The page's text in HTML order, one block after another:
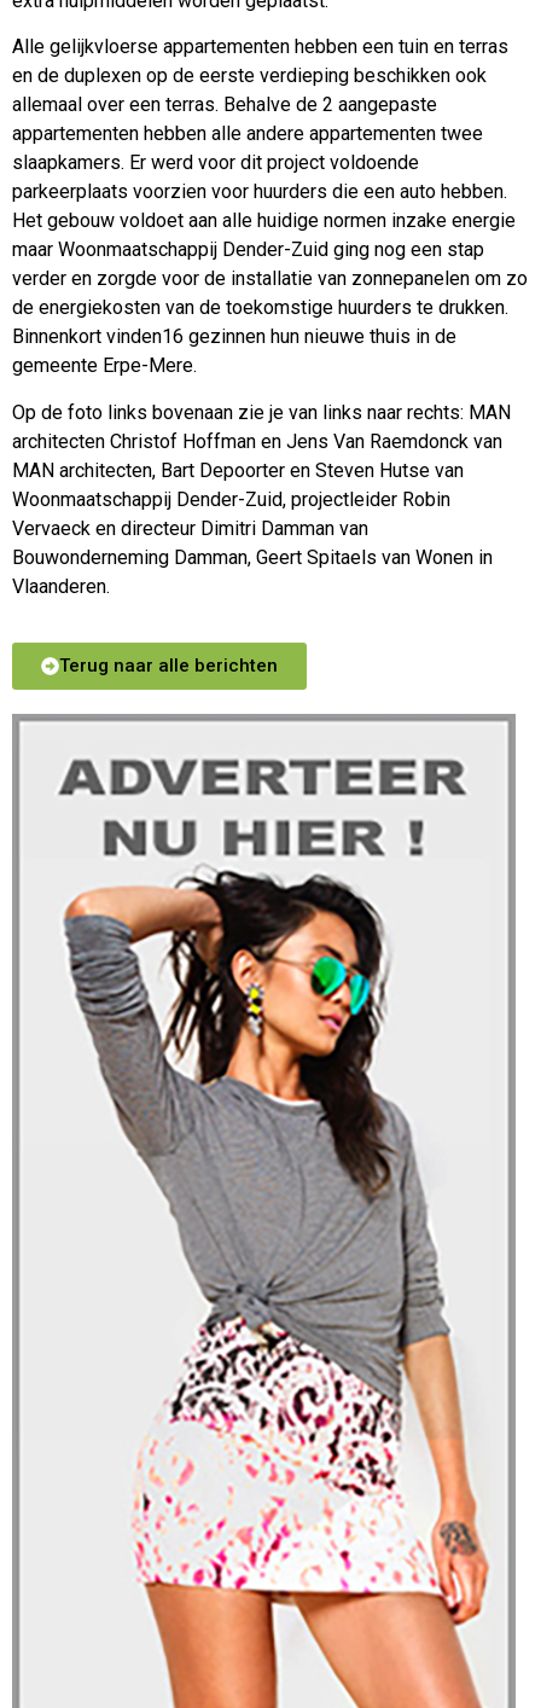
Alle gelijkvloerse appartementen hebben een tuin en terras
en de duplexen op de eerste verdieping beschikken ook
allemaal over een terras. Behalve de 2 aangepaste
appartementen hebben alle andere appartementen twee
slaapkamers. Er werd voor dit project voldoende
parkeerplaats voorzien voor huurders die een auto hebben.
Het gebouw voldoet aan alle huidige normen inzake energie
maar Woonmaatschappij Dender-Zuid ging nog een stap
verder en zorgde voor de installatie van zonnepanelen om zo
de energiekosten van de toekomstige huurders te drukken.
Binnenkort vinden16 gezinnen hun nieuwe thuis in de
gemeente Erpe-Mere.
Op de foto links bovenaan zie je van links naar rechts: MAN
architecten Christof Hoffman en Jens Van Raemdonck van
MAN architecten, Bart Depoorter en Steven Hutse van
Woonmaatschappij Dender-Zuid, projectleider Robin
Vervaeck en directeur Dimitri Damman van
Bouwonderneming Damman, Geert Spitaels van Wonen in
Vlaanderen.
Terug naar alle berichten